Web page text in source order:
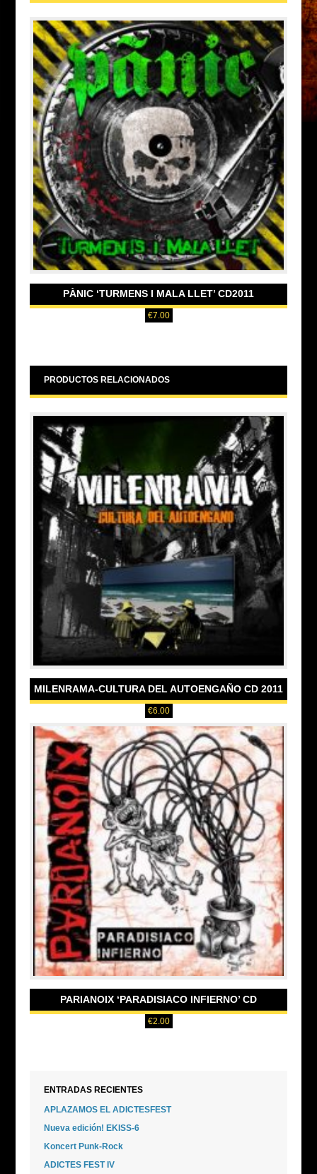
PÀNIC ‘TURMENS I MALA LLET’ CD2011
€7.00
PRODUCTOS RELACIONADOS
MILENRAMA-CULTURA DEL AUTOENGAÑO CD 2011
€6.00
PARIANOIX ‘PARADISIACO INFIERNO’ CD
€2.00
ENTRADAS RECIENTES
APLAZAMOS EL ADICTESFEST
Nueva edición! EKISS-6
Koncert Punk-Rock
ADICTES FEST IV